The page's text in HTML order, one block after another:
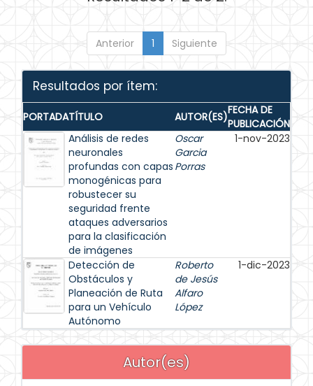
Anterior 1 Siguiente
Resultados por ítem:
PORTADATÍTULO AUTOR(ES)FECHA DE
PUBLICACIÓN
Análisis de redes
neuronales
profundas con capas
monogénicas para
robustecer su
seguridad frente
ataques adversarios
para la clasificación
de imágenes
Oscar
Garcia
Porras
1-nov-2023
Detección de
Obstáculos y
Planeación de Ruta
para un Vehículo
Autónomo
Roberto
de Jesús
Alfaro
López
1-dic-2023
Autor(es)